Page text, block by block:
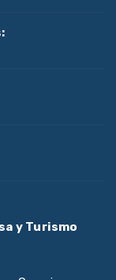
y Turismo